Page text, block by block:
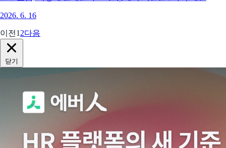
2026. 6. 16
이전 1 2다음
닫기